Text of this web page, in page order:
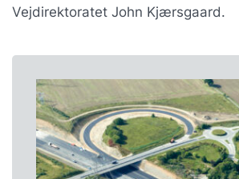
Vejdirektoratet John Kjærsgaard.